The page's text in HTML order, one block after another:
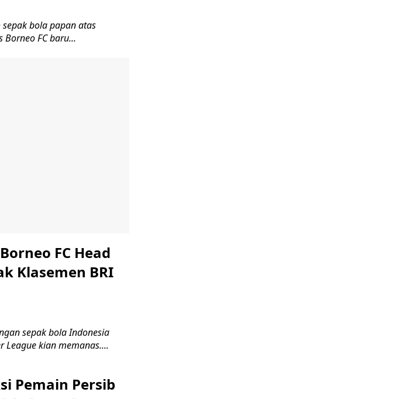
sepak bola papan atas
Borneo FC baru...
FC Head
Klasemen BRI
sepak bola Indonesia
League kian memanas....
Pemain Persib